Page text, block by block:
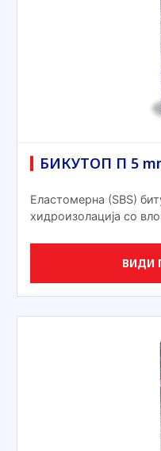
БИКУТОП П 5
Еластомерна (ЅВЅ)
хидроизолација со
ВИДИ